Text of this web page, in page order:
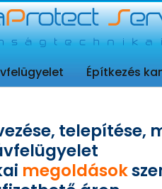
Építkezés
telepítése,
megoldások